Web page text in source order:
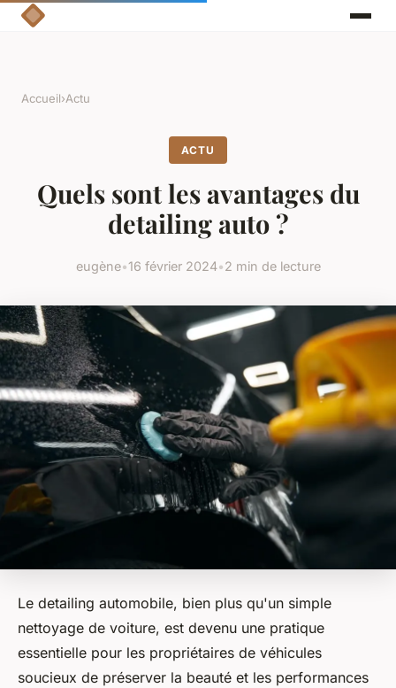
Accueil›Actu
ACTU
Quels sont les avantages du
detailing auto ?
eugène•16 février 2024•2 min de lecture
Le detailing automobile, bien plus qu'un simple
nettoyage de voiture, est devenu une pratique
essentielle pour les propriétaires de véhicules
soucieux de préserver la beauté et les performances